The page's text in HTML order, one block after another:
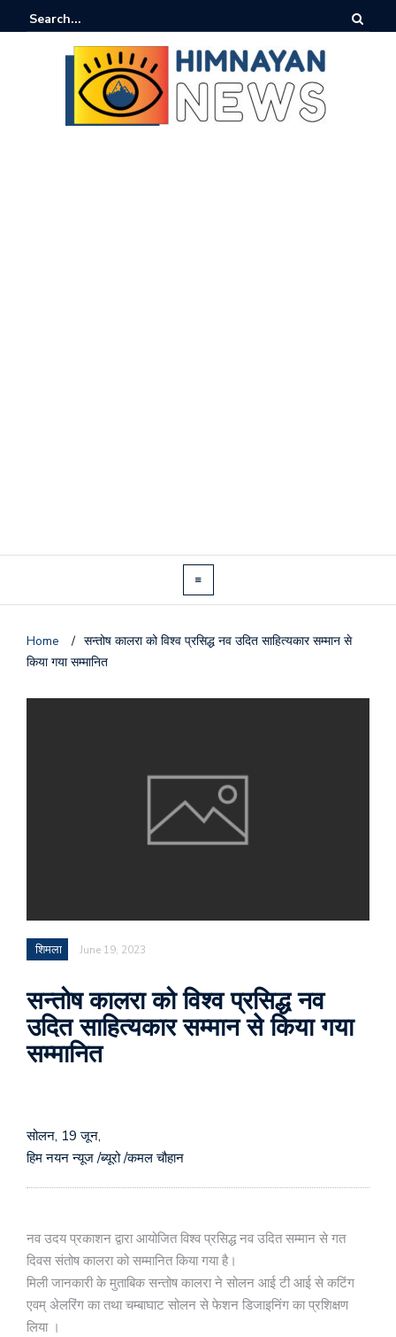
Home / सन्तोष कालरा को विश्व प्रसिद्ध नव उदित साहित्यकार सम्मान से
किया गया सम्मानित
शिमला June 19, 2023
सन्तोष कालरा को विश्व प्रसिद्ध नव
उदित साहित्यकार सम्मान से किया गया
सम्मानित
सोलन, 19 जून,
हिम नयन न्यूज /ब्यूरो /कमल चौहान
नव उदय प्रकाशन द्वारा आयोजित विश्व प्रसिद्ध नव उदित सम्मान से गत
दिवस संतोष कालरा को सम्मानित किया गया है।
मिली जानकारी के मुताबिक सन्तोष कालरा ने सोलन आई टी आई से कटिंग
एवम् अेलरिंग का तथा चम्बाघाट सोलन से फेशन डिजाइनिंग का प्रशिक्षण
लिया ।